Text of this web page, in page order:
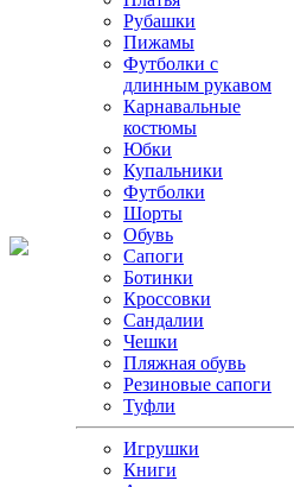
Рубашки
Пижамы
Футболки с
длинным рукавом
Карнавальные
костюмы
Юбки
Купальники
Футболки
Шорты
Обувь
Сапоги
Ботинки
Кроссовки
Сандалии
Чешки
Пляжная обувь
Резиновые сапоги
Туфли
Игрушки
Книги